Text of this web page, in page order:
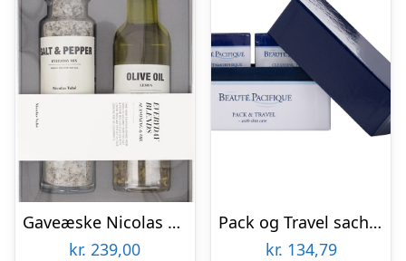
Gaveæske Nicolas Vahé Gift Sets Everyday Blends – Salt- & peberblanding og citronolivenolie
kr. 239,00
Pack og Travel sachetter Beauté Pacifique renseskum,øjencreme,dagcreme,body
kr. 134,79